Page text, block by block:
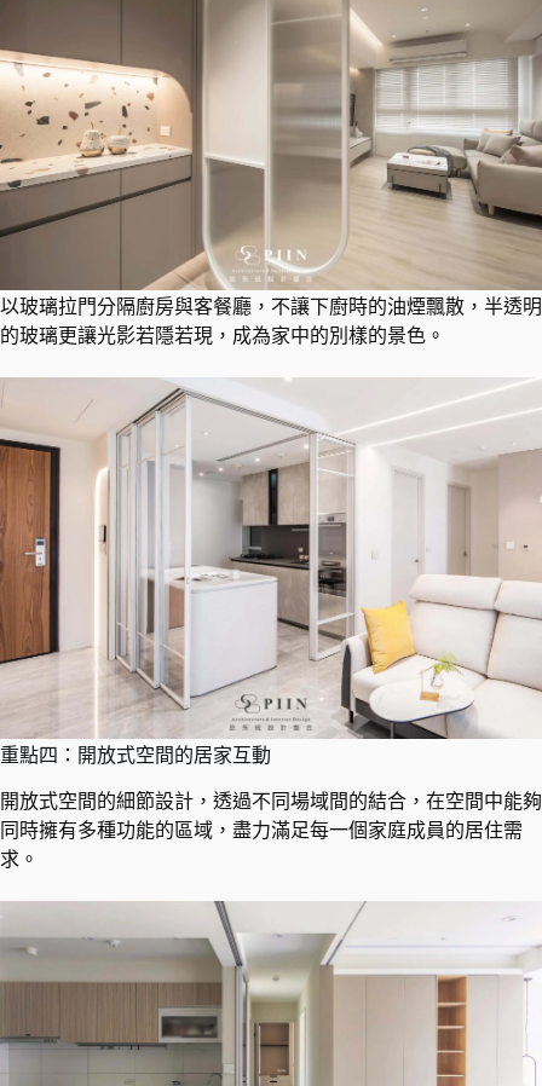
以玻璃拉門分隔廚房與客餐廳，不讓下廚時的油煙飄散，半透明
的玻璃更讓光影若隱若現，成為家中的別樣的景色。
重點四：開放式空間的居家互動
開放式空間的細節設計，透過不同場域間的結合，在空間中能夠
同時擁有多種功能的區域，盡力滿足每一個家庭成員的居住需
求。